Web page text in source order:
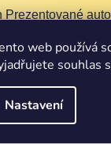
web používá
souhlas
Nastavení
auto
vyrobena